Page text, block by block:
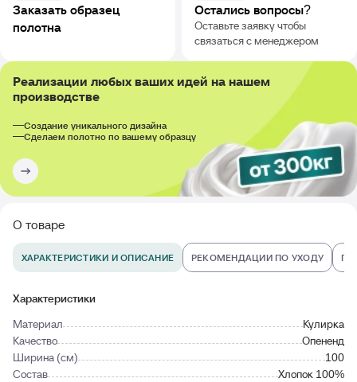
Заказать образец
полотна
Остались вопросы?
Оставьте заявку чтобы
связаться с менеджером
Реализации любых ваших идей на нашем
производстве
Создание уникального дизайна
Сделаем полотно по вашему образцу
О товаре
ХАРАКТЕРИСТИКИ И ОПИСАНИЕ РЕКОМЕНДАЦИИ ПО УХОДУ
Характеристики
Материал
Кулирка
Качество
Опененд
Ширина (см)
100
Состав
Хлопок 100%